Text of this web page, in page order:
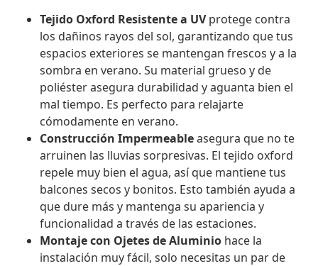
Tejido Oxford Resistente a UVprotege contra
los dañinos rayos del sol, garantizando que tus
espacios exteriores se mantengan frescos y a la
sombra en verano. Su material grueso y de
poliéster asegura durabilidad y aguanta bien el
mal tiempo. Es perfecto para relajarte
cómodamente en verano.
Construcción Impermeableasegura que no te
arruinen las lluvias sorpresivas. El tejido oxford
repele muy bien el agua, así que mantiene tus
balcones secos y bonitos. Esto también ayuda a
que dure más y mantenga su apariencia y
funcionalidad a través de las estaciones.
Montaje con Ojetes de Aluminio hace la
instalación muy fácil, solo necesitas un par de